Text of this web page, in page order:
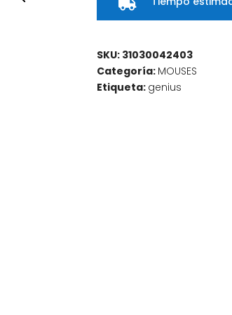

SKU: 31030042403
Categoría: MOUSES
Etiqueta: genius